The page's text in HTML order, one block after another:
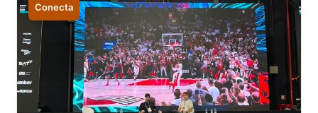
Conecta